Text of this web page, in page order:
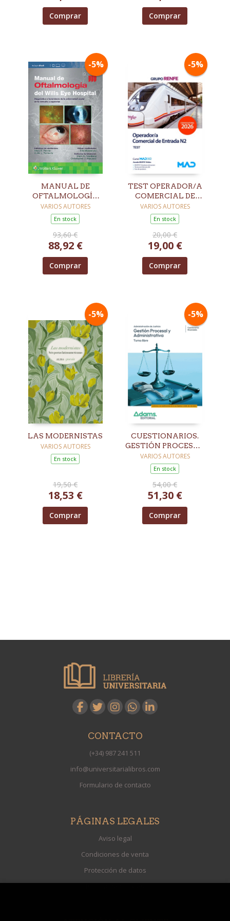
Comprar Comprar
-5%
MANUAL DE
OFTALMOLOGÍA
DEL WILLS EYE
HOSPITAL. 9ª ED.
VARIOS AUTORES
En stock
93,60 €
88,92 €
Comprar
-5%
TEST OPERADOR/A
COMERCIAL DE
ENTRADA N2 GRUPO
RENFE
VARIOS AUTORES
En stock
20,00 €
19,00 €
Comprar
-5%
LAS MODERNISTAS
VARIOS AUTORES
En stock
19,50 €
18,53 €
Comprar
-5%
CUESTIONARIOS.
GESTIÓN PROCESAL
Y ADMINISTRATIVA.
TURNO LIBRE
VARIOS AUTORES
En stock
54,00 €
51,30 €
Comprar
CONTACTO
(+34) 987 241 511
info@universitarialibros.com
Formulario de contacto
PÁGINAS LEGALES
Aviso legal
Condiciones de venta
Protección de datos
Política de Cookies